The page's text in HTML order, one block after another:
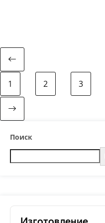
1 2 3
Поиск